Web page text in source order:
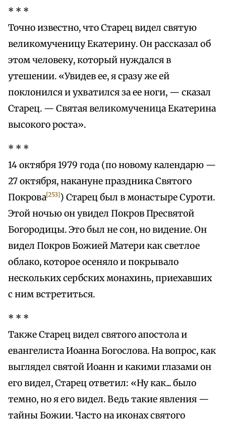
* * *
Точно известно, что Старец видел святую
великомученицу Екатерину. Он рассказал об
этом человеку, который нуждался в
утешении. «Увидев ее, я сразу же ей
поклонился и ухватился за ее ноги, — сказал
Старец. — Святая великомученица Екатерина
высокого роста».
* * *
14 октября 1979 года (по новому календарю —
27 октября, накануне праздника Святого
Покрова[253]) Старец был в монастыре Суроти.
Этой ночью он увидел Покров Пресвятой
Богородицы. Это был не сон, но видение. Он
видел Покров Божией Матери как светлое
облако, которое осеняло и покрывало
нескольких сербских монахинь, приехавших
с ним встретиться.
* * *
Также Старец видел святого апостола и
евангелиста Иоанна Богослова. На вопрос, как
выглядел святой Иоанн и какими глазами он
его видел, Старец ответил: «Ну как... было
темно, но я его видел. Ведь такие явления —
тайны Божии. Часто на иконах святого